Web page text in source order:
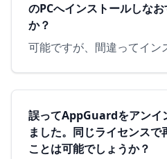
のPCへインストールしな
か？
誤ってAppGuardをアンイ
ました。同じライセンス
ことは可能でしょうか？